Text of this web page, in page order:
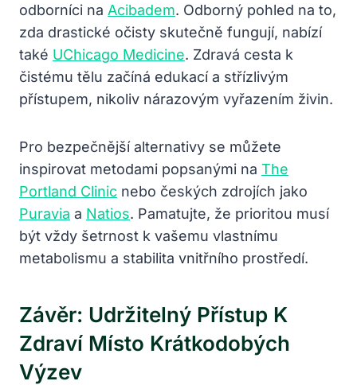
odborníci na Acibadem. Odborný pohled na to,
zda drastické očisty skutečně fungují, nabízí
také UChicago Medicine. Zdravá cesta k
čistému tělu začíná edukací a střízlivým
přístupem, nikoliv nárazovým vyřazením živin.
Pro bezpečnější alternativy se můžete
inspirovat metodami popsanými na The
Portland Clinic nebo českých zdrojích jako
Puravia a Natios. Pamatujte, že prioritou musí
být vždy šetrnost k vašemu vlastnímu
metabolismu a stabilita vnitřního prostředí.
Závěr: Udržitelný Přístup K
Zdraví Místo Krátkodobých
Výzev